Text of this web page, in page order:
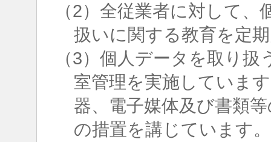
（2）全従業者に対して
扱いに関する教育を定
（3）個人データを取り
室管理を実施していま
器、電子媒体及び書類
の措置を講じています。